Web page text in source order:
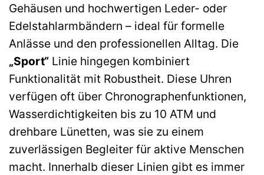
Gehäusen und hochwertigen Leder- oder
Edelstahlarmbändern – ideal für formelle
Anlässe und den professionellen Alltag. Die
„Sport“ Linie hingegen kombiniert
Funktionalität mit Robustheit. Diese Uhren
verfügen oft über Chronographenfunktionen,
Wasserdichtigkeiten bis zu 10 ATM und
drehbare Lünetten, was sie zu einem
zuverlässigen Begleiter für aktive Menschen
macht. Innerhalb dieser Linien gibt es immer